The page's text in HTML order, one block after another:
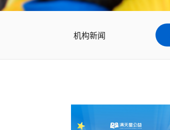
机构新闻